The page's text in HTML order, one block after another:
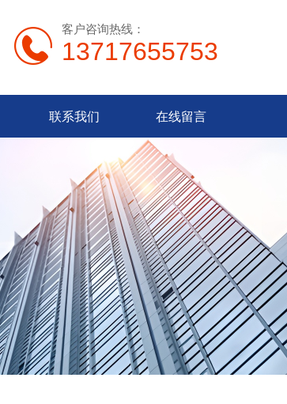
客户咨询热线：
13717655753
联系我们 在线留言